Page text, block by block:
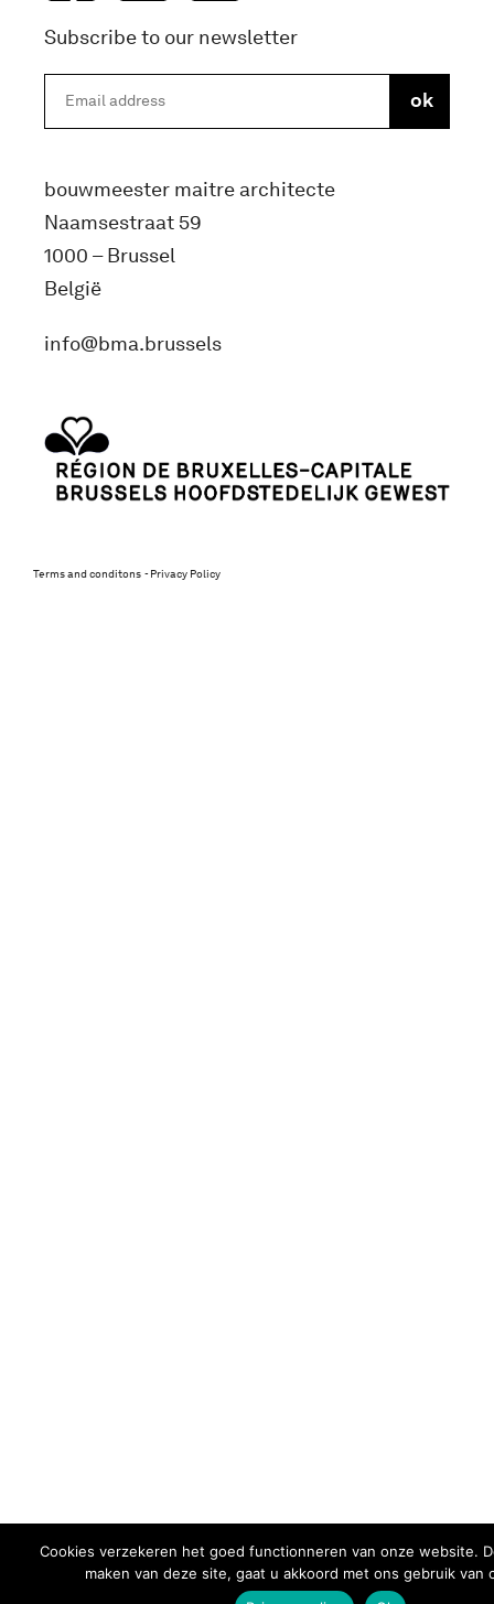
Subscribe to our newsletter
bouwmeester maitre architecte
Naamsestraat 59
1000 – Brussel
België
info@bma.brussels
Terms and conditons Privacy Policy
Cookies verzekeren het goed functionneren van onze website.
maken van deze site, gaat u akkoord met ons gebruik van